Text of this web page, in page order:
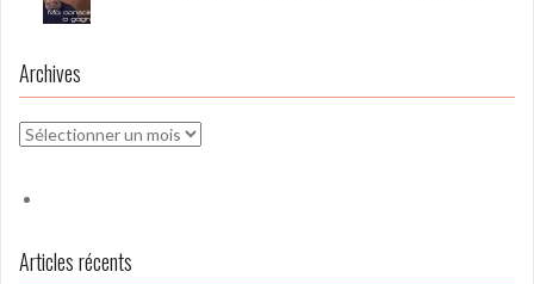
Archives
Archives
Articles récents